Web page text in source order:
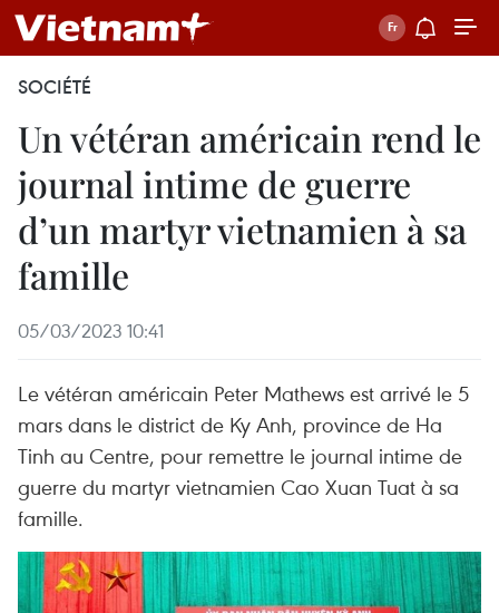
SOCIÉTÉ
Un vétéran américain rend le
journal intime de guerre
d’un martyr vietnamien à sa
famille
05/03/2023 10:41
Le vétéran américain Peter Mathews est arrivé le 5
mars dans le district de Ky Anh, province de Ha
Tinh au Centre, pour remettre le journal intime de
guerre du martyr vietnamien Cao Xuan Tuat à sa
famille.